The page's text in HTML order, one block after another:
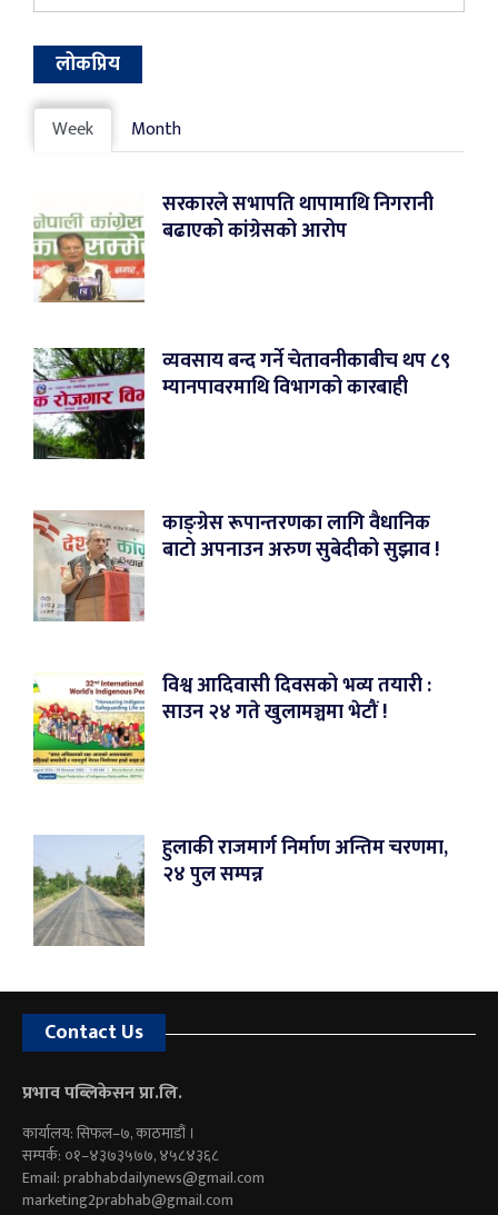
लोकप्रिय
Week Month
सरकारले सभापति थापामाथि निगरानी
बढाएको कांग्रेसको आरोप
व्यवसाय बन्द गर्ने चेतावनीकाबीच थप ८९
म्यानपावरमाथि विभागको कारबाही
काङ्ग्रेस रूपान्तरणका लागि वैधानिक
बाटो अपनाउन अरुण सुबेदीको सुझाव !
विश्व आदिवासी दिवसको भव्य तयारी :
साउन २४ गते खुलामञ्चमा भेटौं !
हुलाकी राजमार्ग निर्माण अन्तिम चरणमा,
२४ पुल सम्पन्न
Contact Us
प्रभाव पब्लिकेसन प्रा.लि.
कार्यालय: सिफल–७, काठमाडौं ।
सम्पर्क: ०१–४३७३५७७, ४५८४३६८
Email:prabhabdailynews@gmail.com
marketing2prabhab@gmail.com